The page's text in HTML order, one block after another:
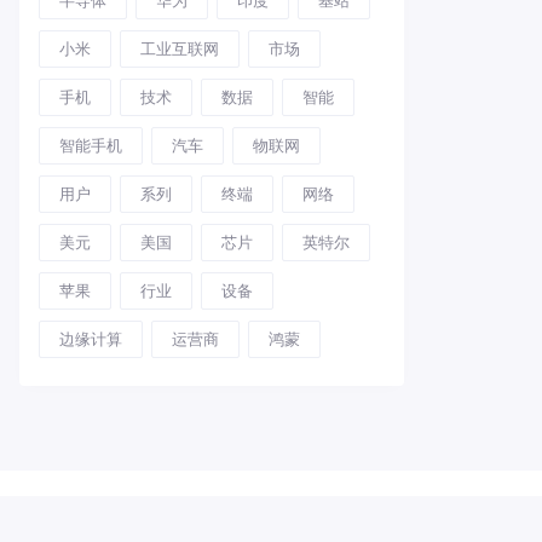
小米 工业互联网 市场
手机 技术 数据 智能
智能手机 汽车 物联网
用户 系列 终端 网络
美元 美国 芯片 英特尔
苹果 行业 设备
边缘计算 运营商 鸿蒙